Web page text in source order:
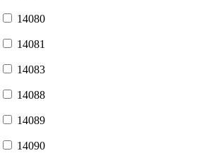
14080
14081
14083
14088
14089
14090